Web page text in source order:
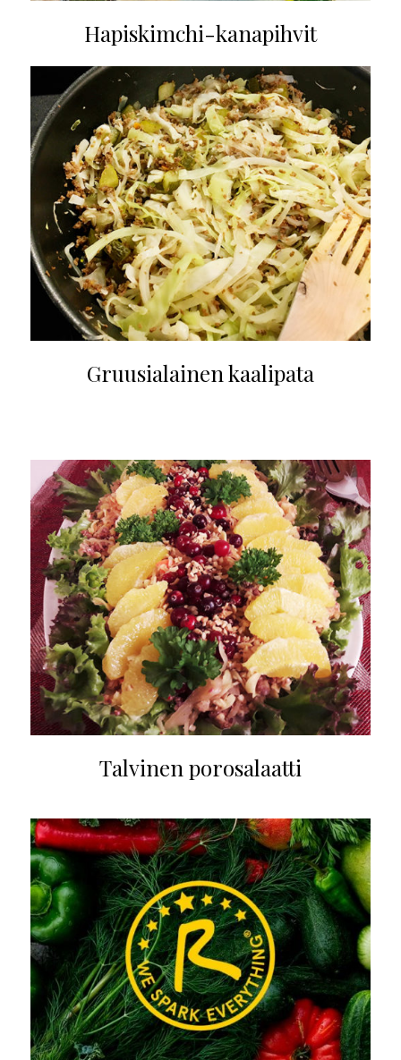
Hapiskimchi-kanapihvit
Gruusialainen kaalipata
Talvinen porosalaatti